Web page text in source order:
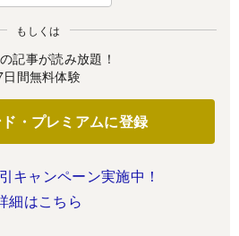
もしくは
記事が読み放題！
日間無料体験
・プレミアムに登録
キャンペーン実施中！
細はこちら